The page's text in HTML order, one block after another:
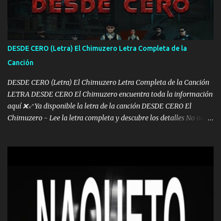
los lados aquel que no corre vuela no se me duerm voy chicoteado
Ya pasé varias hazañas ya tienen rato que me agarran el colmillo
de este León los estatales no sé esperaron Al tiro esta la PrimiZa
también la nueve que cargo al lado doy la mano al que su amigo y
al traicionero damos pa abajo Y No me paran aquí hay pa más
pues hay charola les voy a dar hasta topar pues no hay de otra...
DESDE CERO (Letra) El Chimuzero Letra Completa de la
Canción
DESDE CERO (Letra) El Chimuzero Letra Completa de la Canción
LETRA DESDE CERO El Chimuzero encuentra toda la información
aquí ❌♐ Ya disponible la letra de la canción DESDE CERO El
Chimuzero - Lee la letra completa y descubre los detalles No nací
❌ www.elnorteduro.com ❌ Yo No limito los Sueños , si no existe
Uno pues Hallamos Modos , Si me caigo me Levanto, Aprendo Del
Error Y me sacudo El Lodo ❌ www.elnorteduro.com ❌ El Dinero
No me falta Pero Tampoco me Estorba , Por Eso Manejo Todo